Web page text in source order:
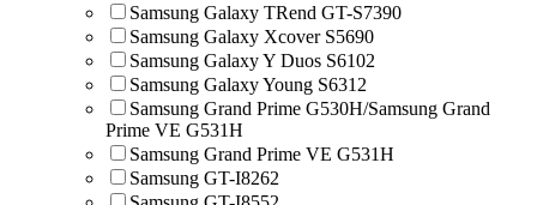
Samsung Galaxy TRend GT-S7390
Samsung Galaxy Xcover S5690
Samsung Galaxy Y Duos S6102
Samsung Galaxy Young S6312
Samsung Grand Prime G530H/Samsung Grand
Prime VE G531H
Samsung Grand Prime VE G531H
Samsung GT-I8262